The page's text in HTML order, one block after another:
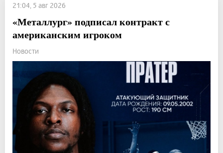
21:04, 5 авг 2026
«Металлург» подписал контракт с
американским игроком
Новости